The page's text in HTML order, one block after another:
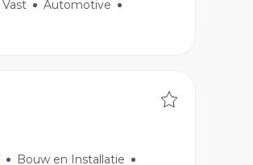
Vast
Automotive
Bouw en Installatie